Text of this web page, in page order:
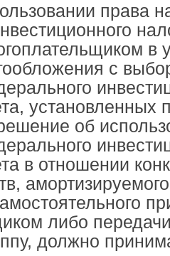
права
в
с
об
в отношении
либо
должно